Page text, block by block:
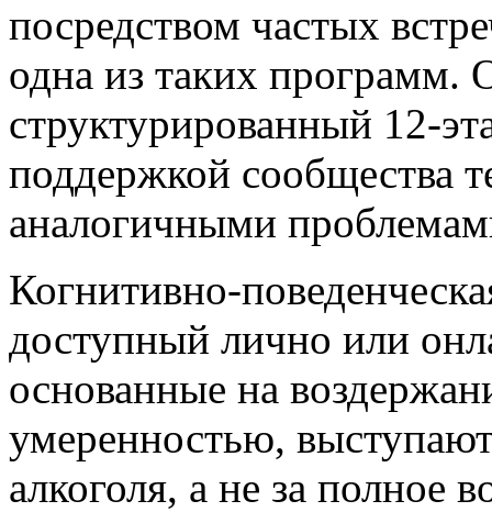
посредством частых
одна из таких программ.
структурированный 12-
поддержкой сообщества
аналогичными
Когнитивно-
доступный лично или
основанные на
умеренностью,
алкоголя, а не за полное